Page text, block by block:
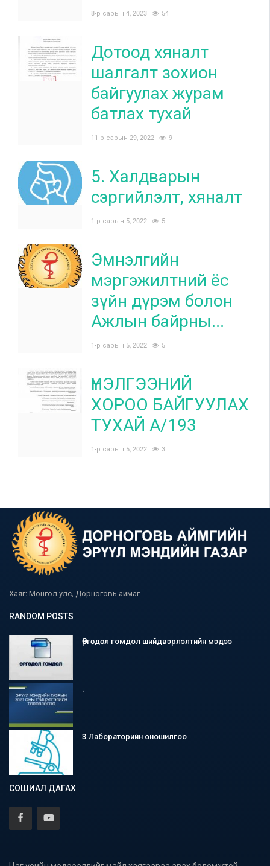
8-р сарын 4, 2023 54
Дотоод хяналт
шалгалт зохион
байгуулах журам
батлах тухай
11-р сарын 29, 2022 9
5. Халдварын
сэргийлэлт, хяналт
1-р сарын 5, 2022 5
Эмнэлгийн
мэргэжилтний ёс
зүйн дүрэм болон
Ажлын байрны...
1-р сарын 5, 2022 5
ҮНЭЛГЭЭНИЙ
ХОРОО БАЙГУУЛАХ
ТУХАЙ А/193
1-р сарын 5, 2022 3
Хаяг: Монгол улс, Дорноговь аймаг
RANDOM POSTS
Өргөдөл гомдол шийдвэрлэлтийн мэдээ
.
3.Лабораторийн оношилгоо
СОШИАЛ ДАГАХ